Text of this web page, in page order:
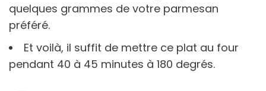
quelques grammes de votre parmesan
préféré.
Et voilà, il suffit de mettre ce plat au four
pendant 40 à 45 minutes à 180 degrés.